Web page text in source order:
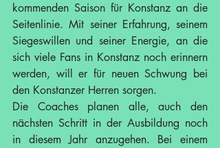
kommenden Saison für Konstanz an die
Seitenlinie. Mit seiner Erfahrung, seinem
Siegeswillen und seiner Energie, an die
sich viele Fans in Konstanz noch erinnern
werden, will er für neuen Schwung bei
den Konstanzer Herren sorgen.
Die Coaches planen alle, auch den
nächsten Schritt in der Ausbildung noch
in diesem Jahr anzugehen. Bei einem